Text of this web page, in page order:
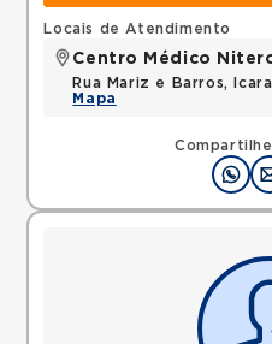
Locais de Atendimento
Centro Médico
Rua Mariz e Barros,
Mapa